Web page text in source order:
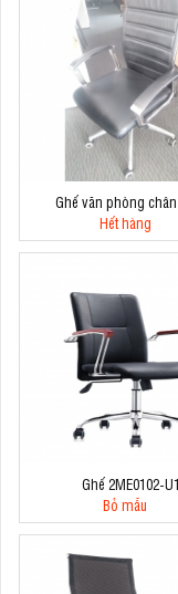
Ghế văn phòng
Hết hàng
Ghế 2ME0102-U1
Bỏ mẫu